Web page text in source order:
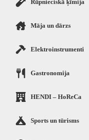
Rūpnieciskā ķīmija
Māja un dārzs
Elektroinstrumenti
Gastronomija
HENDI – HoReCa
Sports un tūrisms